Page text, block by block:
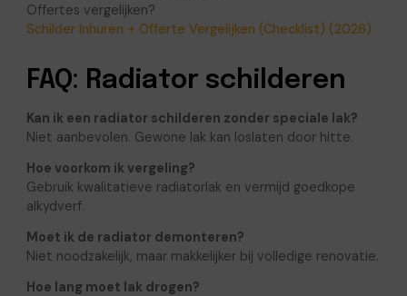
Offertes vergelijken?
Schilder Inhuren + Offerte Vergelijken (Checklist) (2026)
FAQ: Radiator schilderen
Kan ik een radiator schilderen zonder speciale lak?
Niet aanbevolen. Gewone lak kan loslaten door hitte.
Hoe voorkom ik vergeling?
Gebruik kwalitatieve radiatorlak en vermijd goedkope
alkydverf.
Moet ik de radiator demonteren?
Niet noodzakelijk, maar makkelijker bij volledige renovatie.
Hoe lang moet lak drogen?